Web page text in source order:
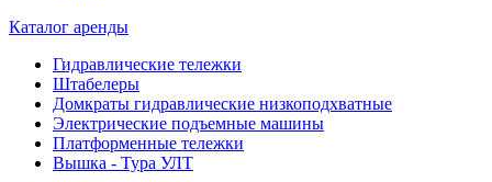
Каталог аренды
Гидравлические тележки
Штабелеры
Домкраты гидравлические низкоподхватные
Электрические подъемные машины
Платформенные тележки
Вышка - Тура УЛТ